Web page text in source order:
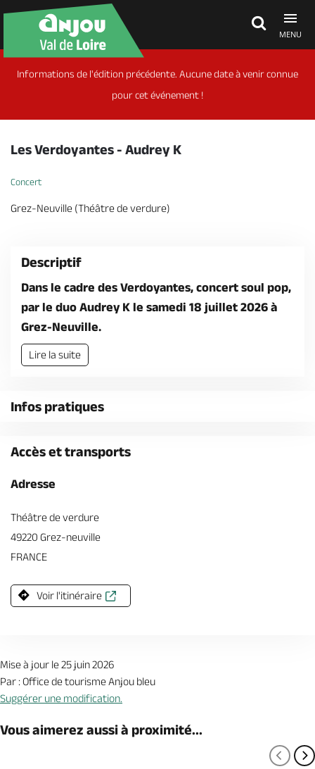
MENU
Découvrir
Agenda
Billetterie en ligne
Informations de l'édition précédente. Aucune date à venir connue
pour cet événement !
Les Verdoyantes - Audrey K
Concert
Grez-Neuville (Théâtre de verdure)
Descriptif
Dans le cadre des Verdoyantes, concert soul pop,
par le duo Audrey K le samedi 18 juillet 2026 à
Grez-Neuville.
Lire la suite
Infos pratiques
Accès et transports
Adresse
Théâtre de verdure
49220 Grez-neuville
FRANCE
Voir l'itinéraire
Mise à jour le 25 juin 2026
Par : Office de tourisme Anjou bleu
Suggérer une modification.
Vous aimerez aussi à proximité...